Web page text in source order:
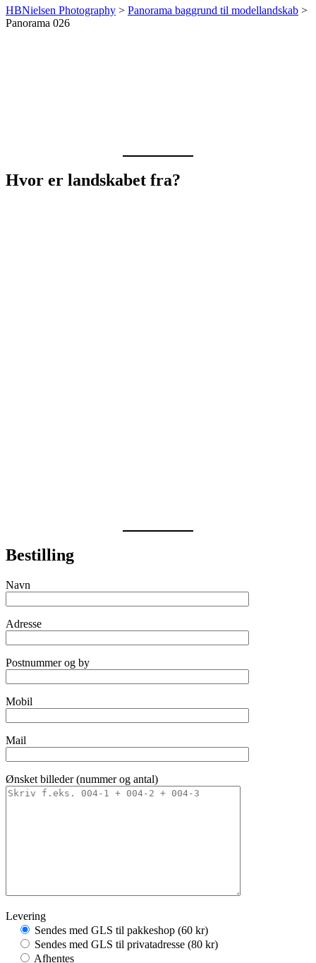
HBNielsen Photography > Panorama baggrund til modellandskab >
Panorama 026
Hvor er landskabet fra?
Bestilling
Navn
Adresse
Postnummer og by
Mobil
Mail
Ønsket billeder (nummer og antal)
Levering
Sendes med GLS til pakkeshop (60 kr)
Sendes med GLS til privatadresse (80 kr)
Afhentes